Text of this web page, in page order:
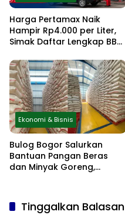
Harga Pertamax Naik
Hampir Rp4.000 per Liter,
Simak Daftar Lengkap BBM
Juni 2026
Ekonomi & Bisnis
Bulog Bogor Salurkan
Bantuan Pangan Beras
dan Minyak Goreng,
Tinggalkan Balasan